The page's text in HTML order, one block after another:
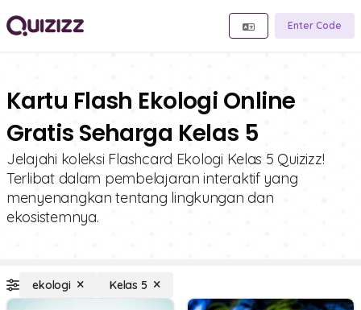
Enter Code
Kartu Flash Ekologi Online
Gratis Seharga Kelas 5
Jelajahi koleksi Flashcard Ekologi Kelas 5 Quizizz!
Terlibat dalam pembelajaran interaktif yang
menyenangkan tentang lingkungan dan
ekosistemnya.
ekologi Kelas 5